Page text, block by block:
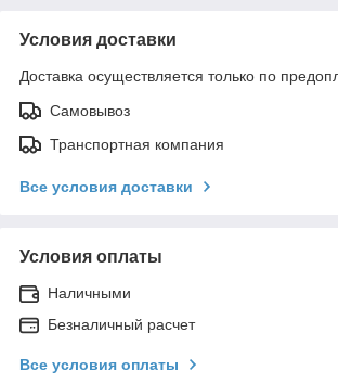
Условия доставки
Доставка осуществляется только по
Самовывоз
Транспортная компания
Все условия доставки
Условия оплаты
Наличными
Безналичный расчет
Все условия оплаты